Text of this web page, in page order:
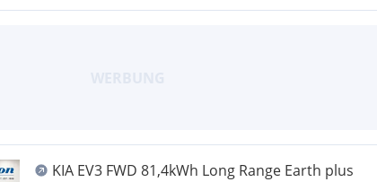
KIA EV3 FWD 81,4kWh Long Range Earth plus